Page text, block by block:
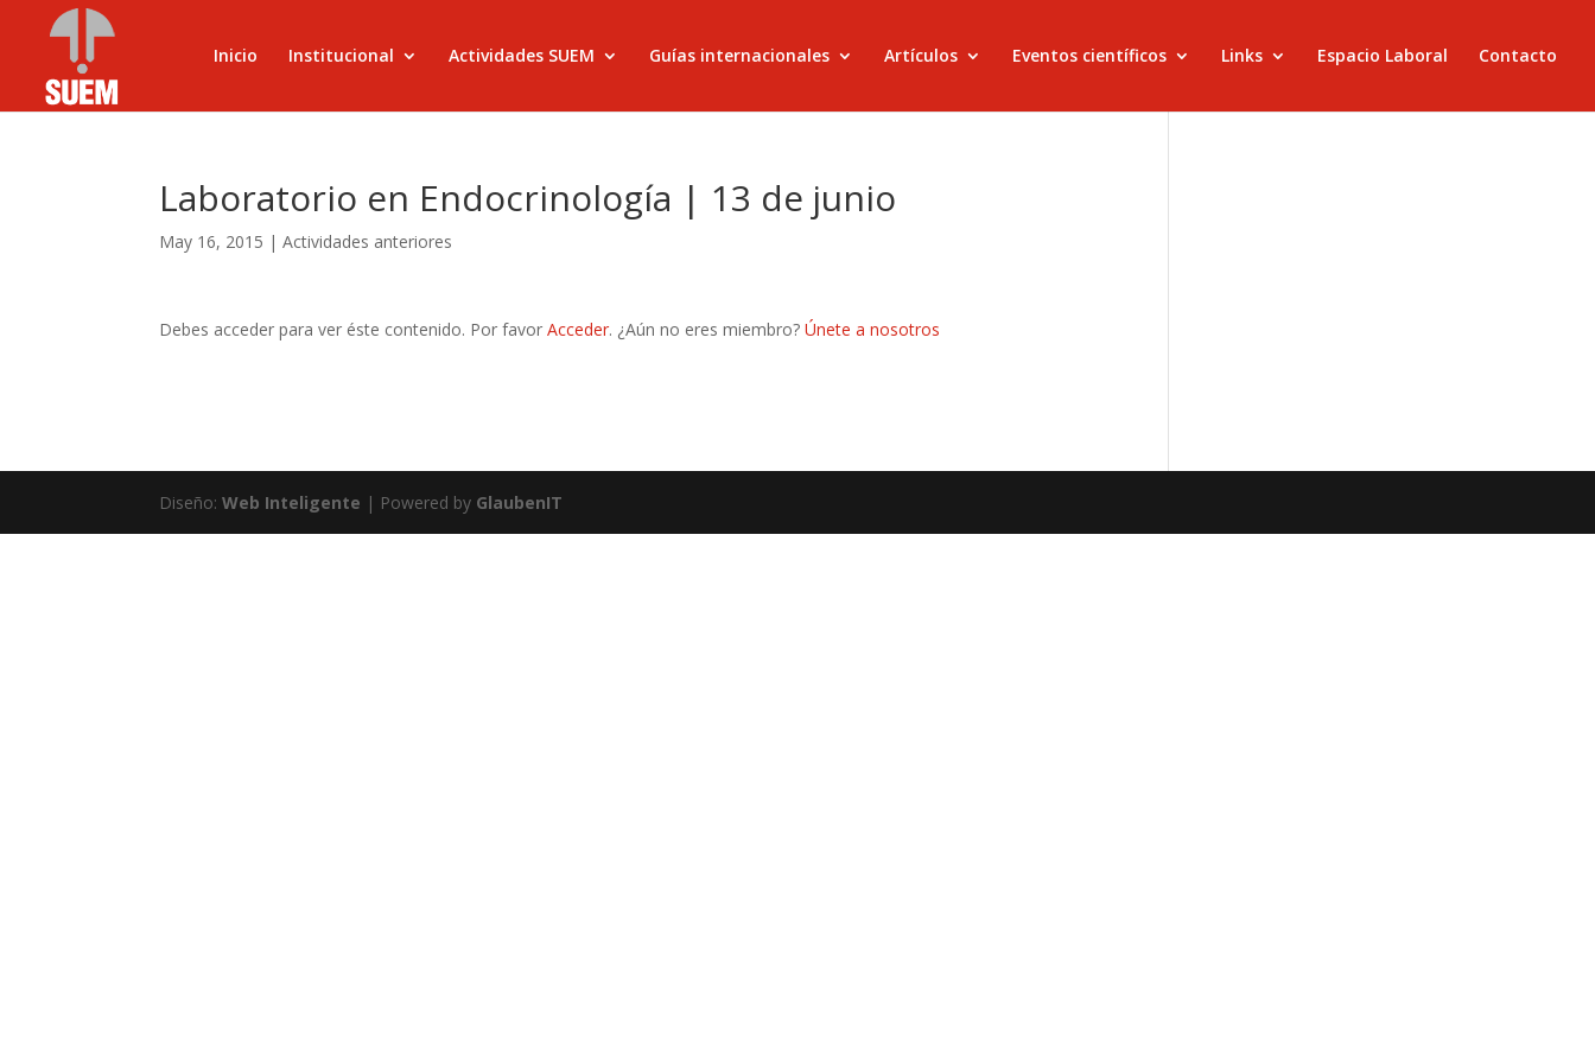
Inicio Institucional Actividades SUEM Guías internacionales Artículos Eventos científicos Links Espacio Laboral Contacto
Laboratorio en Endocrinología | 13 de junio
May 16, 2015 |Actividades anteriores
Debes acceder para ver éste contenido. Por favorAcceder. ¿Aún no eres miembro?Únete a nosotros
Diseño:Web Inteligente | Powered by GlaubenIT